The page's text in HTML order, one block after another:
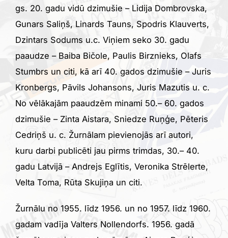
gs. 20. gadu vidū dzimušie – Lidija Dombrovska,
Gunars Saliņš, Linards Tauns, Spodris Klauverts,
Dzintars Sodums u.c. Viņiem seko 30. gadu
paaudze – Baiba Bičole, Paulis Birznieks, Olafs
Stumbrs un citi, kā arī 40. gados dzimušie – Juris
Kronbergs, Pāvils Johansons, Juris Mazutis u. c.
No vēlākajām paaudzēm minami 50.– 60. gados
dzimušie – Zinta Aistara, Sniedze Ruņģe, Pēteris
Cedriņš u. c. Žurnālam pievienojās arī autori,
kuru darbi publicēti jau pirms trimdas, 30.– 40.
gadu Latvijā – Andrejs Eglītis, Veronika Strēlerte,
Velta Toma, Rūta Skujiņa un citi.
Žurnālu no 1955. līdz 1956. un no 1957. līdz 1960.
gadam vadīja Valters Nollendorfs. 1956. gadā